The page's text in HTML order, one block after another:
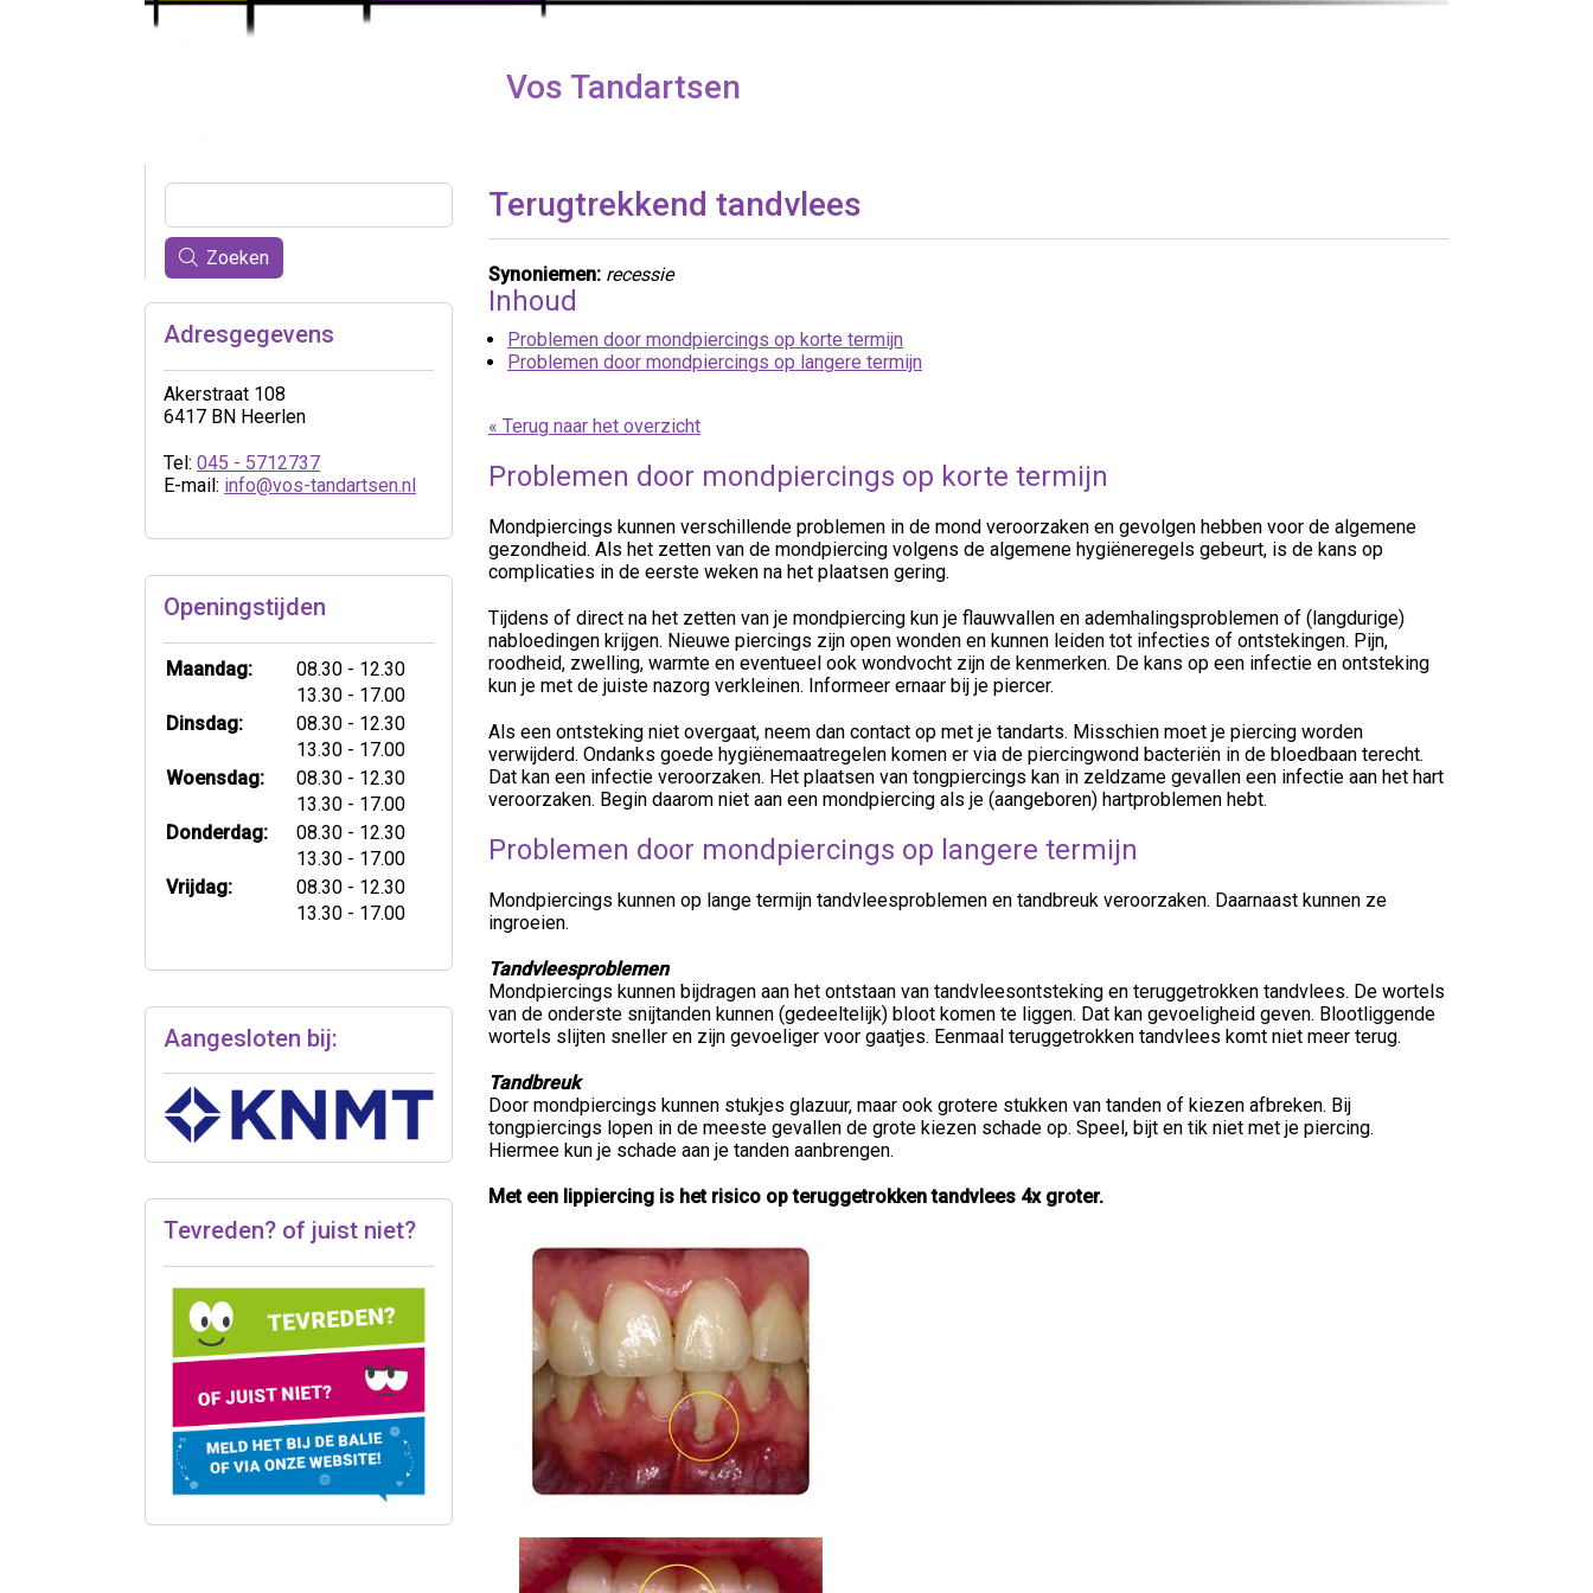
Vos Tandartsen
Terugtrekkend tandvlees
Synoniemen: recessie
Inhoud
Problemen door mondpiercings op korte termijn
Problemen door mondpiercings op langere termijn
« Terug naar het overzicht
Problemen door mondpiercings op korte termijn
Mondpiercings kunnen verschillende problemen in de mond veroorzaken en gevolgen hebben voor de algemene
gezondheid. Als het zetten van de mondpiercing volgens de algemene hygiëneregels gebeurt, is de kans op
complicaties in de eerste weken na het plaatsen gering.
Tijdens of direct na het zetten van je mondpiercing kun je flauwvallen en ademhalingsproblemen of (langdurige)
nabloedingen krijgen. Nieuwe piercings zijn open wonden en kunnen leiden tot infecties of ontstekingen. Pijn,
roodheid, zwelling, warmte en eventueel ook wondvocht zijn de kenmerken. De kans op een infectie en ontsteking
kun je met de juiste nazorg verkleinen. Informeer ernaar bij je piercer.
Als een ontsteking niet overgaat, neem dan contact op met je tandarts. Misschien moet je piercing worden
verwijderd. Ondanks goede hygiënemaatregelen komen er via de piercingwond bacteriën in de bloedbaan terecht.
Dat kan een infectie veroorzaken. Het plaatsen van tongpiercings kan in zeldzame gevallen een infectie aan het hart
veroorzaken. Begin daarom niet aan een mondpiercing als je (aangeboren) hartproblemen hebt.
Problemen door mondpiercings op langere termijn
Mondpiercings kunnen op lange termijn tandvleesproblemen en tandbreuk veroorzaken. Daarnaast kunnen ze
ingroeien.
Tandvleesproblemen
Mondpiercings kunnen bijdragen aan het ontstaan van tandvleesontsteking en teruggetrokken tandvlees. De wortels
van de onderste snijtanden kunnen (gedeeltelijk) bloot komen te liggen. Dat kan gevoeligheid geven. Blootliggende
wortels slijten sneller en zijn gevoeliger voor gaatjes. Eenmaal teruggetrokken tandvlees komt niet meer terug.
Tandbreuk
Door mondpiercings kunnen stukjes glazuur, maar ook grotere stukken van tanden of kiezen afbreken. Bij
tongpiercings lopen in de meeste gevallen de grote kiezen schade op. Speel, bijt en tik niet met je piercing.
Hiermee kun je schade aan je tanden aanbrengen.
Met een lippiercing is het risico op teruggetrokken tandvlees 4x groter.
Zoeken
Adresgegevens
Akerstraat 108
6417 BN Heerlen
Tel: 045 - 5712737
E-mail: info@vos-tandartsen.nl
Openingstijden
Maandag: 08.30 tot
- 12.30
13.30 tot
- 17.00
Dinsdag:
08.30 tot
- 12.30
13.30 tot
- 17.00
Woensdag:
08.30 tot
- 12.30
13.30 tot
- 17.00
Donderdag:
08.30 tot
- 12.30
13.30 tot
- 17.00
Vrijdag:
08.30 tot
- 12.30
13.30 tot
- 17.00
Aangesloten bij:
Tevreden? of juist niet?